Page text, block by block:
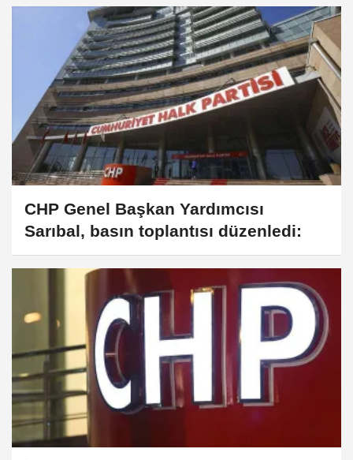
CHP Genel Başkan Yardımcısı
Sarıbal, basın toplantısı düzenledi: